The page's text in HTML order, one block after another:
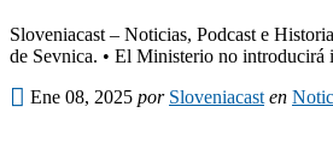
Sloveniacast – Noticias, Podcast e
de Sevnica. • El Ministerio no introducirá
Ene 08, 2025 por Sloveniacast en